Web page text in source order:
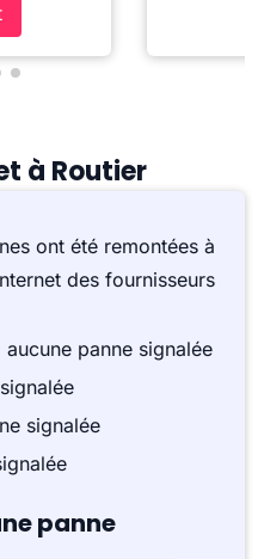
à Routier
ont été remontées à
des fournisseurs
aucune panne signalée
signalée
panne